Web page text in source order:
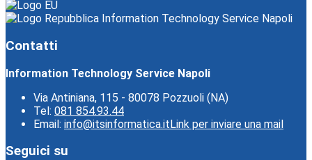
Information Technology Service Napoli
Contatti
Information Technology Service Napoli
Via Antiniana, 115 - 80078 Pozzuoli (NA)
Tel: 081 854.93.44
Email: info@itsinformatica.itLink per inviare una mail
Seguici su